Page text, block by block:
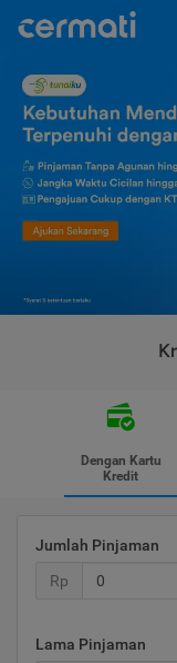
Dengan Kartu
Kredit
Jumlah Pinjaman
Rp
Lama Pinjaman